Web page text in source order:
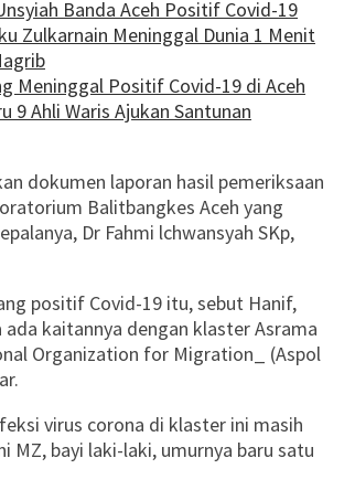
Banda Aceh Positif Covid-19
Zulkarnain Meninggal Dunia 1 Menit
Meninggal Positif Covid-19 di Aceh
9 Ahli Waris Ajukan Santunan
dokumen laporan hasil pemeriksaan
Balitbangkes Aceh yang
Dr Fahmi lchwansyah SKp,
positif Covid-19 itu, sebut Hanif,
kaitannya dengan klaster Asrama
Organization for Migration_ (Aspol
virus corona di klaster ini masih
MZ, bayi laki-laki, umurnya baru satu